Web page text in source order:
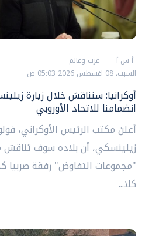
أ ش أ
عرب وعالم
السبت، 08 اغسطس 2026 05:03 ص
أوكرانيا: سنناقش خلال زيارة
انضمامنا للاتحاد الأوروبي
أعلن مكتب الرئيس الأوكراني،
زيلينسكي، أن بلاده سوف
"مجموعات التفاوض" رفقة صربيا
كلا...